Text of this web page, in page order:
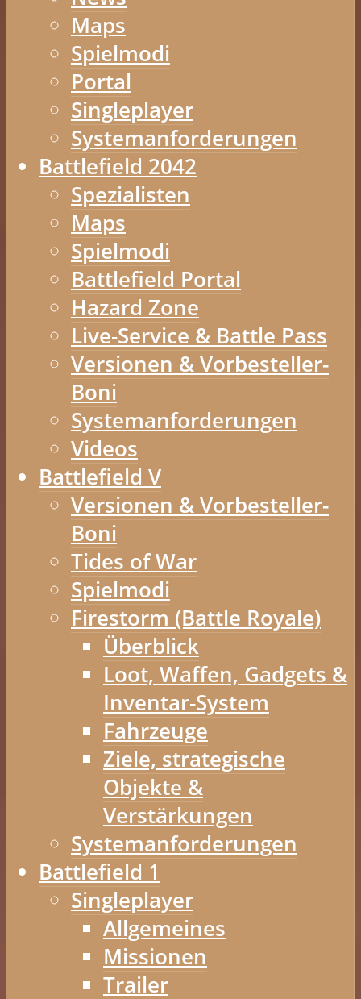
Maps
Spielmodi
Portal
Singleplayer
Systemanforderungen
Battlefield 2042
Spezialisten
Maps
Spielmodi
Battlefield Portal
Hazard Zone
Live-Service & Battle Pass
Versionen & Vorbesteller-
Boni
Systemanforderungen
Videos
Battlefield V
Versionen & Vorbesteller-
Boni
Tides of War
Spielmodi
Firestorm (Battle Royale)
Überblick
Loot, Waffen, Gadgets &
Inventar-System
Fahrzeuge
Ziele, strategische
Objekte &
Verstärkungen
Systemanforderungen
Battlefield 1
Singleplayer
Allgemeines
Missionen
Trailer